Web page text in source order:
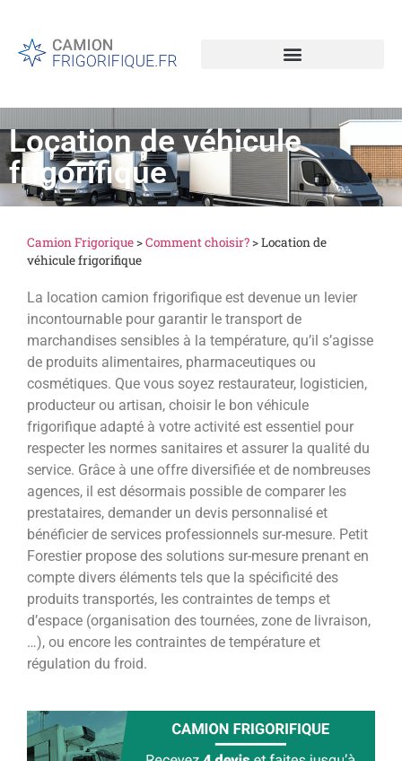
Location de véhicule
frigorifique
Camion Frigorique>Comment choisir?>Location de
véhicule frigorifique
La location camion frigorifique est devenue un levier
incontournable pour garantir le transport de
marchandises sensibles à la température, qu’il s’agisse
de produits alimentaires, pharmaceutiques ou
cosmétiques. Que vous soyez restaurateur, logisticien,
producteur ou artisan, choisir le bon véhicule
frigorifique adapté à votre activité est essentiel pour
respecter les normes sanitaires et assurer la qualité du
service. Grâce à une offre diversifiée et de nombreuses
agences, il est désormais possible de comparer les
prestataires, demander un devis personnalisé et
bénéficier de services professionnels sur-mesure. Petit
Forestier propose des solutions sur-mesure prenant en
compte divers éléments tels que la spécificité des
produits transportés, les contraintes de temps et
d’espace (organisation des tournées, zone de livraison,
…), ou encore les contraintes de température et
régulation du froid.